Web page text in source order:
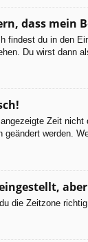
dass mein
findest du in den
Du wirst dann
Zeit
geändert werden.
die Zeitzone